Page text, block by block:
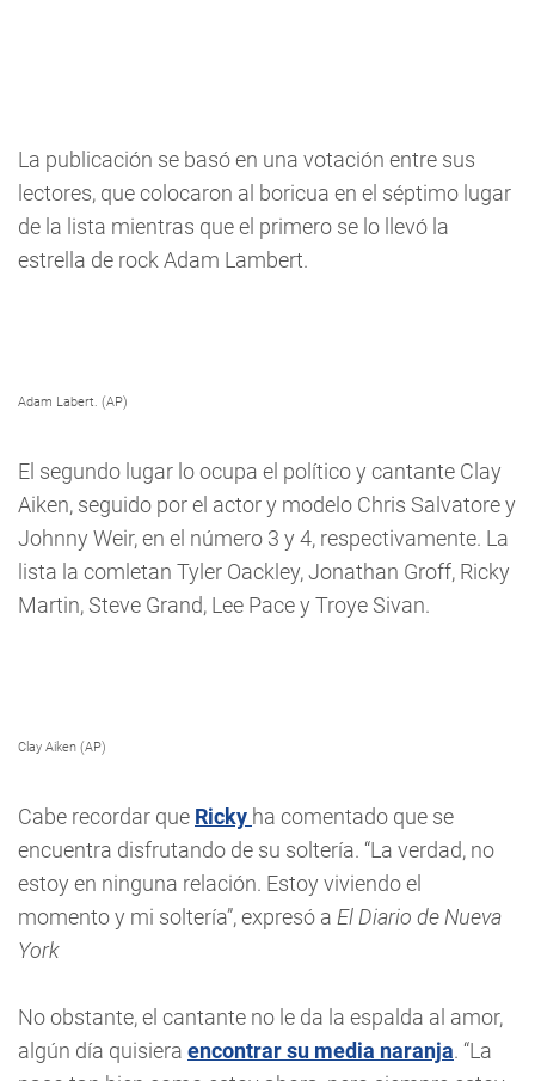
La publicación se basó en una votación entre sus
lectores, que colocaron al boricua en el séptimo lugar
de la lista mientras que el primero se lo llevó la
estrella de rock Adam Lambert.
Adam Labert. (AP)
El segundo lugar lo ocupa el político y cantante Clay
Aiken, seguido por el actor y modelo Chris Salvatore y
Johnny Weir, en el número 3 y 4, respectivamente. La
lista la comletan Tyler Oackley, Jonathan Groff, Ricky
Martin, Steve Grand, Lee Pace y Troye Sivan.
Clay Aiken (AP)
Cabe recordar que Ricky ha comentado que se
encuentra disfrutando de su soltería. “La verdad, no
estoy en ninguna relación. Estoy viviendo el
momento y mi soltería”, expresó a El Diario de Nueva
York
No obstante, el cantante no le da la espalda al amor,
algún día quisiera encontrar su media naranja. “La